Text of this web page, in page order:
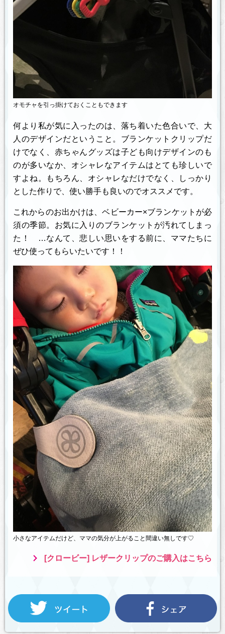
オモチャを引っ掛けておくこともできます
何より私が気に入ったのは、落ち着いた色合いで、大
人のデザインだということ。ブランケットクリップだ
けでなく、赤ちゃんグッズは子ども向けデザインのも
のが多いなか、オシャレなアイテムはとても珍しいで
すよね。もちろん、オシャレなだけでなく、しっかり
とした作りで、使い勝手も良いのでオススメです。
これからのお出かけは、ベビーカー×ブランケットが必
須の季節。お気に入りのブランケットが汚れてしまっ
た！ …なんて、悲しい思いをする前に、ママたちに
ぜひ使ってもらいたいです！！
小さなアイテムだけど、ママの気分が上がること間違い無しです♡
[クロービー] レザークリップのご購入はこちら